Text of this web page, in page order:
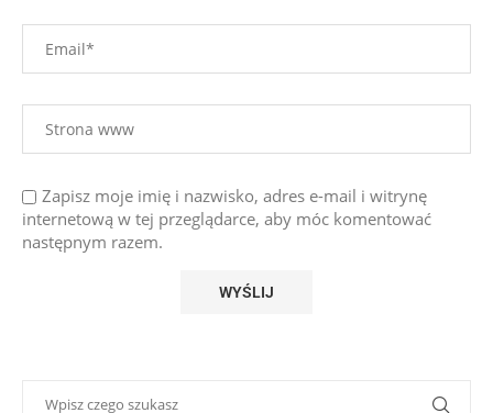
Zapisz moje imię i nazwisko, adres e-mail i witrynę
internetową w tej przeglądarce, aby móc komentować
następnym razem.